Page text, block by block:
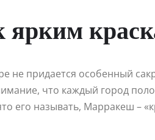
не придается особенный
что каждый город
его называть, Марракеш –